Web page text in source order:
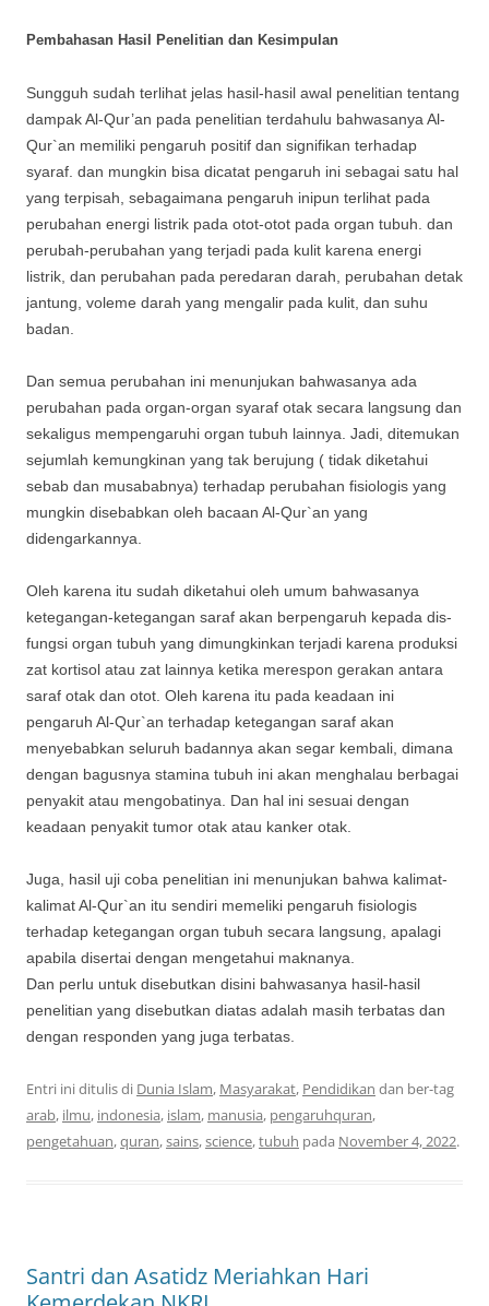
Pembahasan Hasil Penelitian dan Kesimpulan
Sungguh sudah terlihat jelas hasil-hasil awal penelitian tentang
dampak Al-Qur’an pada penelitian terdahulu bahwasanya Al-
Qur`an memiliki pengaruh positif dan signifikan terhadap
syaraf. dan mungkin bisa dicatat pengaruh ini sebagai satu hal
yang terpisah, sebagaimana pengaruh inipun terlihat pada
perubahan energi listrik pada otot-otot pada organ tubuh. dan
perubah-perubahan yang terjadi pada kulit karena energi
listrik, dan perubahan pada peredaran darah, perubahan detak
jantung, voleme darah yang mengalir pada kulit, dan suhu
badan.
Dan semua perubahan ini menunjukan bahwasanya ada
perubahan pada organ-organ syaraf otak secara langsung dan
sekaligus mempengaruhi organ tubuh lainnya. Jadi, ditemukan
sejumlah kemungkinan yang tak berujung ( tidak diketahui
sebab dan musababnya) terhadap perubahan fisiologis yang
mungkin disebabkan oleh bacaan Al-Qur`an yang
didengarkannya.
Oleh karena itu sudah diketahui oleh umum bahwasanya
ketegangan-ketegangan saraf akan berpengaruh kepada dis-
fungsi organ tubuh yang dimungkinkan terjadi karena produksi
zat kortisol atau zat lainnya ketika merespon gerakan antara
saraf otak dan otot. Oleh karena itu pada keadaan ini
pengaruh Al-Qur`an terhadap ketegangan saraf akan
menyebabkan seluruh badannya akan segar kembali, dimana
dengan bagusnya stamina tubuh ini akan menghalau berbagai
penyakit atau mengobatinya. Dan hal ini sesuai dengan
keadaan penyakit tumor otak atau kanker otak.
Juga, hasil uji coba penelitian ini menunjukan bahwa kalimat-
kalimat Al-Qur`an itu sendiri memeliki pengaruh fisiologis
terhadap ketegangan organ tubuh secara langsung, apalagi
apabila disertai dengan mengetahui maknanya.
Dan perlu untuk disebutkan disini bahwasanya hasil-hasil
penelitian yang disebutkan diatas adalah masih terbatas dan
dengan responden yang juga terbatas.
Entri ini ditulis di Dunia Islam, Masyarakat, Pendidikan dan ber-tag
arab, ilmu, indonesia, islam, manusia, pengaruhquran,
pengetahuan,quran,sains,science,tubuh pada November 4, 2022.
Santri dan Asatidz Meriahkan Hari